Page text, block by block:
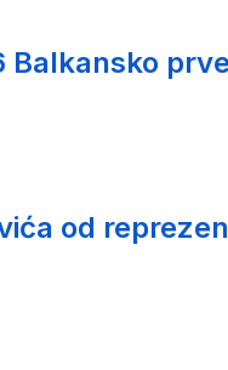
Balkansko
od